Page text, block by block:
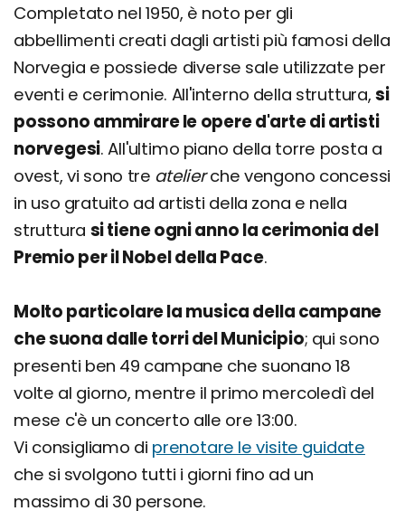
Completato nel 1950, è noto per gli
abbellimenti creati dagli artisti più famosi della
Norvegia e possiede diverse sale utilizzate per
eventi e cerimonie. All'interno della struttura,si
possono ammirare le opere d'arte di artisti
norvegesi. All'ultimo piano della torre posta a
ovest, vi sono tre atelierche vengono concessi
in uso gratuito ad artisti della zona e nella
struttura si tiene ogni anno la cerimonia del
Premio per il Nobel della Pace.
Molto particolare la musica della campane
che suona dalle torri del Municipio; qui sono
presenti ben 49 campane che suonano 18
volte al giorno, mentre il primo mercoledì del
mese c'è un concerto alle ore 13:00.
Vi consigliamo di prenotare le visite guidate
che si svolgono tutti i giorni fino ad un
massimo di 30 persone.